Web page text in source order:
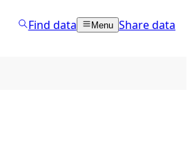
Find data Menu Share data